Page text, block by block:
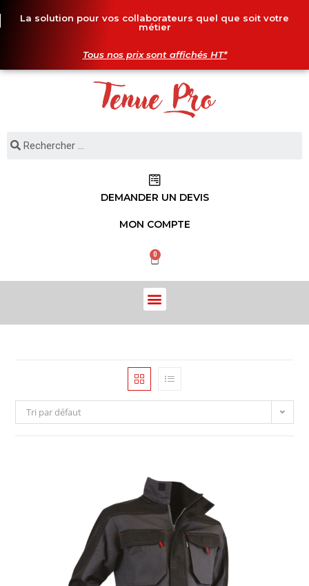
La solution pour vos collaborateurs quel que soit votre
métier
Tous nos prix sont affichés HT*
DEMANDER UN DEVIS
MON COMPTE
0
Tri par défaut